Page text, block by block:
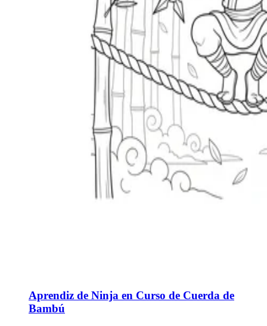
Aprendiz de Ninja en Curso de Cuerda de
Bambú